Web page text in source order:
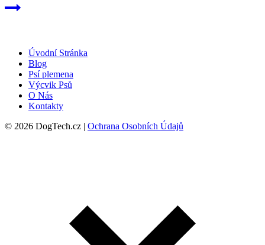
Úvodní Stránka
Blog
Psí plemena
Výcvik Psů
O Nás
Kontakty
© 2026 DogTech.cz | Ochrana Osobních Údajů